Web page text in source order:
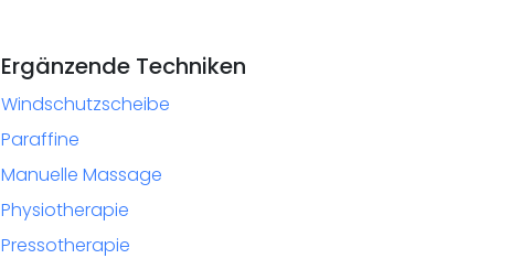
Ergänzende Techniken
Windschutzscheibe
Paraffine
Manuelle Massage
Physiotherapie
Pressotherapie